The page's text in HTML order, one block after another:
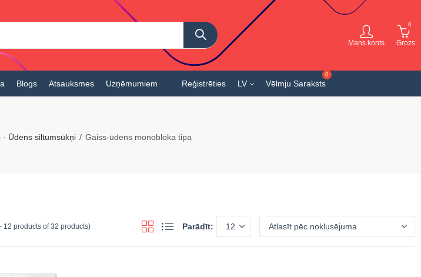
Mans konts
0
Grozs
Blogs Atsauksmes Uzņēmumiem Reģistrēties LV Vēlmju Saraksts
- Ūdens siltumsūkņi Gaiss-ūdens monobloka tipa
12 products of 32 products) Parādīt: